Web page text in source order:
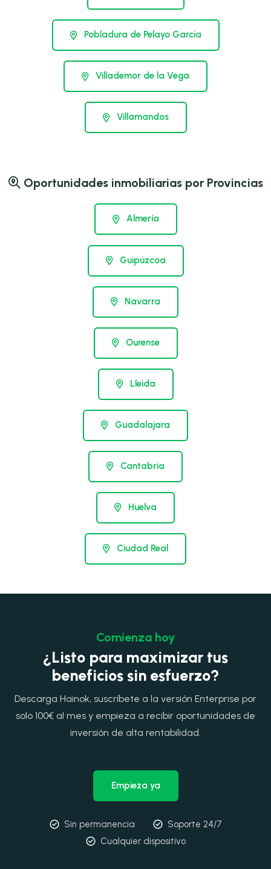
Pobladura de Pelayo Garcia
Villademor de la Vega
Villamandos
Oportunidades inmobiliarias por Provincias
Almería
Guipúzcoa
Navarra
Ourense
Lleida
Guadalajara
Cantabria
Huelva
Ciudad Real
Comienza hoy
¿Listo para maximizar tus
beneficios sin esfuerzo?
Descarga Hainok, suscríbete a la versión Enterprise por
solo 100€ al mes y empieza a recibir oportunidades de
inversión de alta rentabilidad.
Empieza ya
Sin permanencia
Soporte 24/7
Cualquier dispositivo